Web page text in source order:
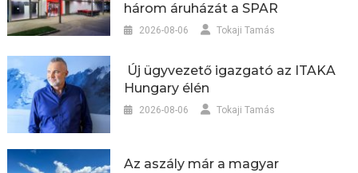
három áruházát a SPAR
2026-08-06 Tokaji Tamás
Új ügyvezető igazgató az ITAKA
Hungary élén
2026-08-06 Tokaji Tamás
Az aszály már a magyar